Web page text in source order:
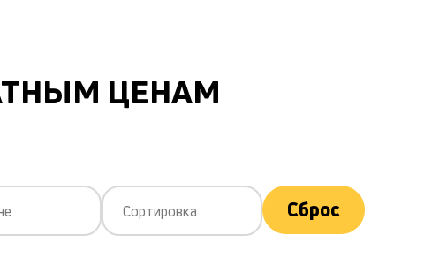
ЦЕНАМ
Сортировка Сброс